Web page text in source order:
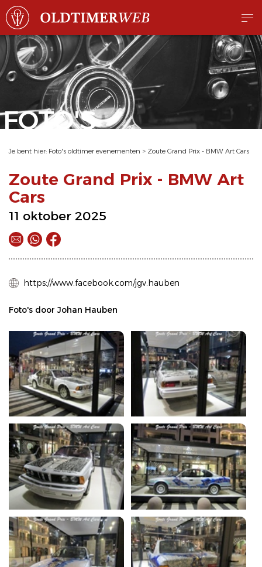
FOTO'S
Je bent hier: Foto's oldtimer evenementen > Zoute Grand Prix - BMW Art Cars
Zoute Grand Prix - BMW Art
Cars
11 oktober 2025
https://www.facebook.com/jgv.hauben
Foto's door Johan Hauben